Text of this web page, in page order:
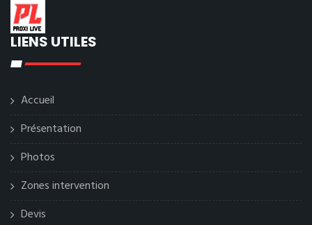
LIENS UTILES
Accueil
Présentation
Photos
Zones intervention
Devis